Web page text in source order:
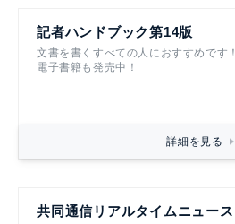
記者ハンドブック第14版
文書を書くすべての人におすすめです！
電子書籍も発売中！
詳細を見る
共同通信リアルタイムニュース